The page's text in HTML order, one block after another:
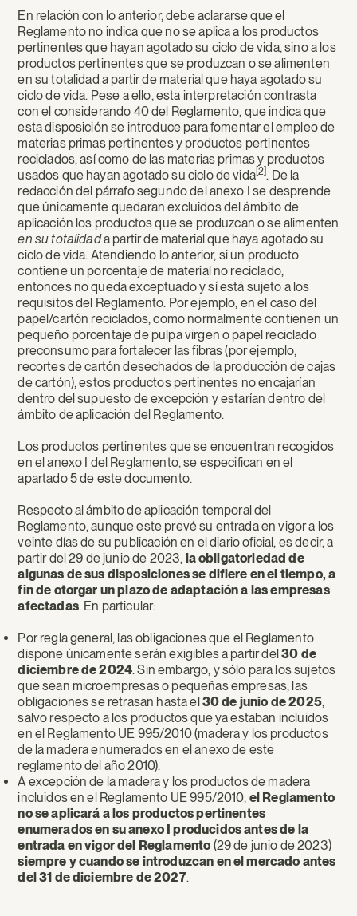
En relación con lo anterior, debe aclararse que el
Reglamento no indica que no se aplica a los productos
pertinentes que hayan agotado su ciclo de vida, sino a los
productos pertinentes que se produzcan o se alimenten
en su totalidad a partir de material que haya agotado su
ciclo de vida. Pese a ello, esta interpretación contrasta
con el considerando 40 del Reglamento, que indica que
esta disposición se introduce para fomentar el empleo de
materias primas pertinentes y productos pertinentes
reciclados, así como de las materias primas y productos
usados que hayan agotado su ciclo de vida [2] . De la
redacción del párrafo segundo del anexo I se desprende
que únicamente quedaran excluidos del ámbito de
aplicación los productos que se produzcan o se alimenten
en su totalidada partir de material que haya agotado su
ciclo de vida. Atendiendo lo anterior, si un producto
contiene un porcentaje de material no reciclado,
entonces no queda exceptuado y sí está sujeto a los
requisitos del Reglamento. Por ejemplo, en el caso del
papel/cartón reciclados, como normalmente contienen un
pequeño porcentaje de pulpa virgen o papel reciclado
preconsumo para fortalecer las fibras (por ejemplo,
recortes de cartón desechados de la producción de cajas
de cartón), estos productos pertinentes no encajarían
dentro del supuesto de excepción y estarían dentro del
ámbito de aplicación del Reglamento.
Los productos pertinentes que se encuentran recogidos
en el anexo I del Reglamento, se especifican en el
apartado 5 de este documento.
Respecto al ámbito de aplicación temporal del
Reglamento, aunque este prevé su entrada en vigor a los
veinte días de su publicación en el diario oficial, es decir, a
partir del 29 de junio de 2023, la obligatoriedad de
algunas de sus disposiciones se difiere en el tiempo, a
fin de otorgar un plazo de adaptación a las empresas
afectadas. En particular:
Por regla general, las obligaciones que el Reglamento
dispone únicamente serán exigibles a partir del30 de
diciembre de 2024. Sin embargo, y sólo para los sujetos
que sean microempresas o pequeñas empresas, las
obligaciones se retrasan hasta el30 de junio de 2025,
salvo respecto a los productos que ya estaban incluidos
en el Reglamento UE 995/2010 (madera y los productos
de la madera enumerados en el anexo de este
reglamento del año 2010).
A excepción de la madera y los productos de madera
incluidos en el Reglamento UE 995/2010, el Reglamento
no se aplicará a los productos pertinentes
enumerados en su anexo I producidos antes de la
entrada en vigor del Reglamento (29 de junio de 2023)
siempre y cuando se introduzcan en el mercado antes
del 31 de diciembre de 2027.